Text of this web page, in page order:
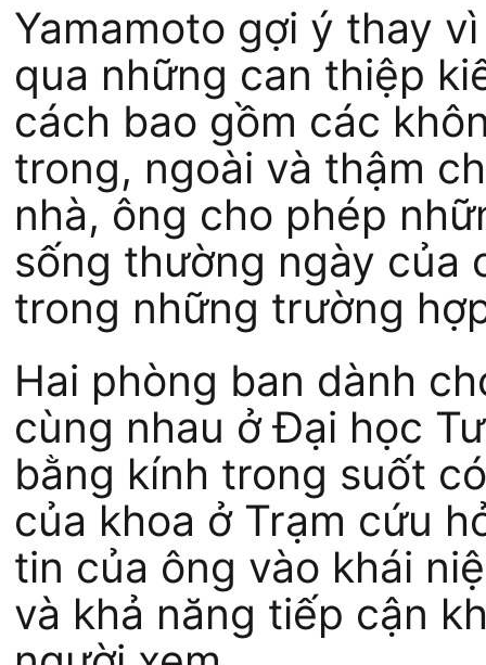
Yamamoto gợi ý thay
qua những can thiệp
cách bao gồm các
trong, ngoài và thậm
nhà, ông cho phép
sống thường ngày của
trong những trường
Hai phòng ban dành
cùng nhau ở Đại học
bằng kính trong suốt
của khoa ở Trạm cứu
tin của ông vào khái
và khả năng tiếp cận